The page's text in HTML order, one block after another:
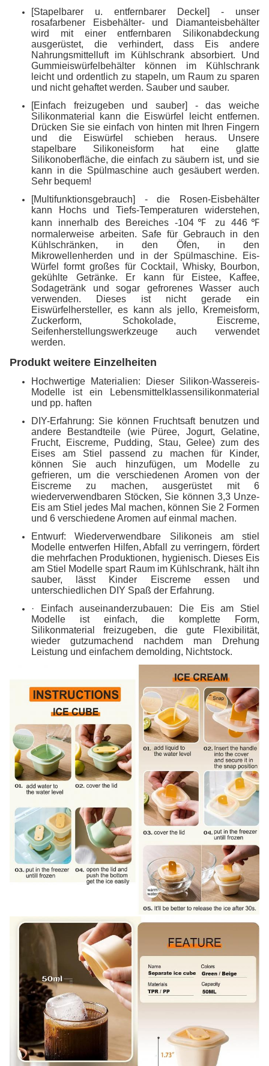
[Stapelbarer u. entfernbarer Deckel] - unser
rosafarbener Eisbehälter- und Diamanteisbehälter
wird mit einer entfernbaren Silikonabdeckung
ausgerüstet, die verhindert, dass Eis andere
Nahrungsmittelluft im Kühlschrank absorbiert. Und
Gummieiswürfelbehälter können im Kühlschrank
leicht und ordentlich zu stapeln, um Raum zu sparen
und nicht gehaftet werden. Sauber und sauber.
[Einfach freizugeben und sauber] - das weiche
Silikonmaterial kann die Eiswürfel leicht entfernen.
Drücken Sie sie einfach von hinten mit Ihren Fingern
und die Eiswürfel schieben heraus. Unsere
stapelbare Silikoneisform hat eine glatte
Silikonoberfläche, die einfach zu säubern ist, und sie
kann in die Spülmaschine auch gesäubert werden.
Sehr bequem!
[Multifunktionsgebrauch] - die Rosen-Eisbehälter
kann Hochs und Tiefs-Temperaturen widerstehen,
kann innerhalb des Bereiches -104℉ zu 446℉
normalerweise arbeiten. Safe für Gebrauch in den
Kühlschränken, in den Öfen, in den
Mikrowellenherden und in der Spülmaschine. Eis-
Würfel formt großes für Cocktail, Whisky, Bourbon,
gekühlte Getränke. Er kann für Eistee, Kaffee,
Sodagetränk und sogar gefrorenes Wasser auch
verwenden. Dieses ist nicht gerade ein
Eiswürfelhersteller, es kann als jello, Kremeisform,
Zuckerform, Schokolade, Eiscreme,
Seifenherstellungswerkzeuge auch verwendet
werden.
Produkt weitere Einzelheiten
Hochwertige Materialien: Dieser Silikon-Wassereis-
Modelle ist ein Lebensmittelklassensilikonmaterial
und pp. haften
DIY-Erfahrung: Sie können Fruchtsaft benutzen und
andere Bestandteile (wie Püree, Jogurt, Gelatine,
Frucht, Eiscreme, Pudding, Stau, Gelee) zum des
Eises am Stiel passend zu machen für Kinder,
können Sie auch hinzufügen, um Modelle zu
gefrieren, um die verschiedenen Aromen von der
Eiscreme zu machen, ausgerüstet mit 6
wiederverwendbaren Stöcken, Sie können 3,3 Unze-
Eis am Stiel jedes Mal machen, können Sie 2 Formen
und 6 verschiedene Aromen auf einmal machen.
Entwurf: Wiederverwendbare Silikoneis am stiel
Modelle entwerfen Hilfen, Abfall zu verringern, fördert
die mehrfachen Produktionen, hygienisch. Dieses Eis
am Stiel Modelle spart Raum im Kühlschrank, hält ihn
sauber, lässt Kinder Eiscreme essen und
unterschiedlichen DIY Spaß der Erfahrung.
· Einfach auseinanderzubauen: Die Eis am Stiel
Modelle ist einfach, die komplette Form,
Silikonmaterial freizugeben, die gute Flexibilität,
wieder gutzumachend nachdem man Drehung
Leistung und einfachem demolding, Nichtstock.